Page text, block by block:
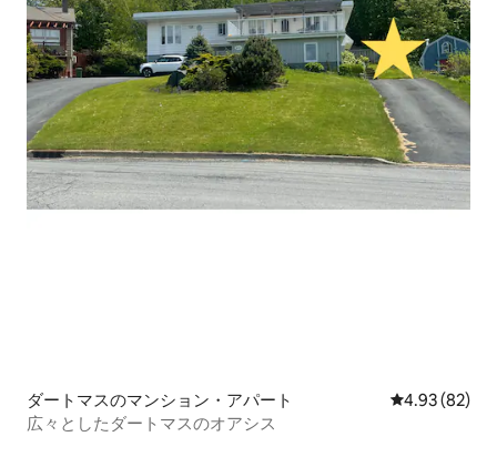
ダートマスのマンション・アパート レビュー82
4.93 (82)
広々としたダートマスのオアシス